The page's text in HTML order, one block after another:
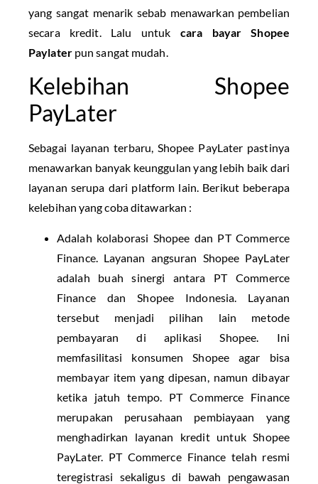
yang sangat menarik sebab menawarkan pembelian
secara kredit. Lalu untuk cara bayar Shopee
Paylaterpun sangat mudah.
Kelebihan Shopee
PayLater
Sebagai layanan terbaru, Shopee PayLater pastinya
menawarkan banyak keunggulan yang lebih baik dari
layanan serupa dari platform lain. Berikut beberapa
kelebihan yang coba ditawarkan :
Adalah kolaborasi Shopee dan PT Commerce
Finance. Layanan angsuran Shopee PayLater
adalah buah sinergi antara PT Commerce
Finance dan Shopee Indonesia. Layanan
tersebut menjadi pilihan lain metode
pembayaran di aplikasi Shopee. Ini
memfasilitasi konsumen Shopee agar bisa
membayar item yang dipesan, namun dibayar
ketika jatuh tempo. PT Commerce Finance
merupakan perusahaan pembiayaan yang
menghadirkan layanan kredit untuk Shopee
PayLater. PT Commerce Finance telah resmi
teregistrasi sekaligus di bawah pengawasan